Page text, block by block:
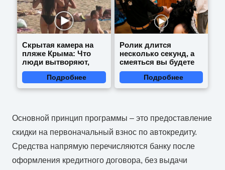
Скрытая камера на
пляже Крыма: Что
люди вытворяют,
когда их не видят...
Подробнее
Ролик длится
несколько секунд, а
смеяться вы будете
долго
Подробнее
Основной принцип программы – это предоставление
скидки на первоначальный взнос по автокредиту.
Средства напрямую перечисляются банку после
оформления кредитного договора, без выдачи